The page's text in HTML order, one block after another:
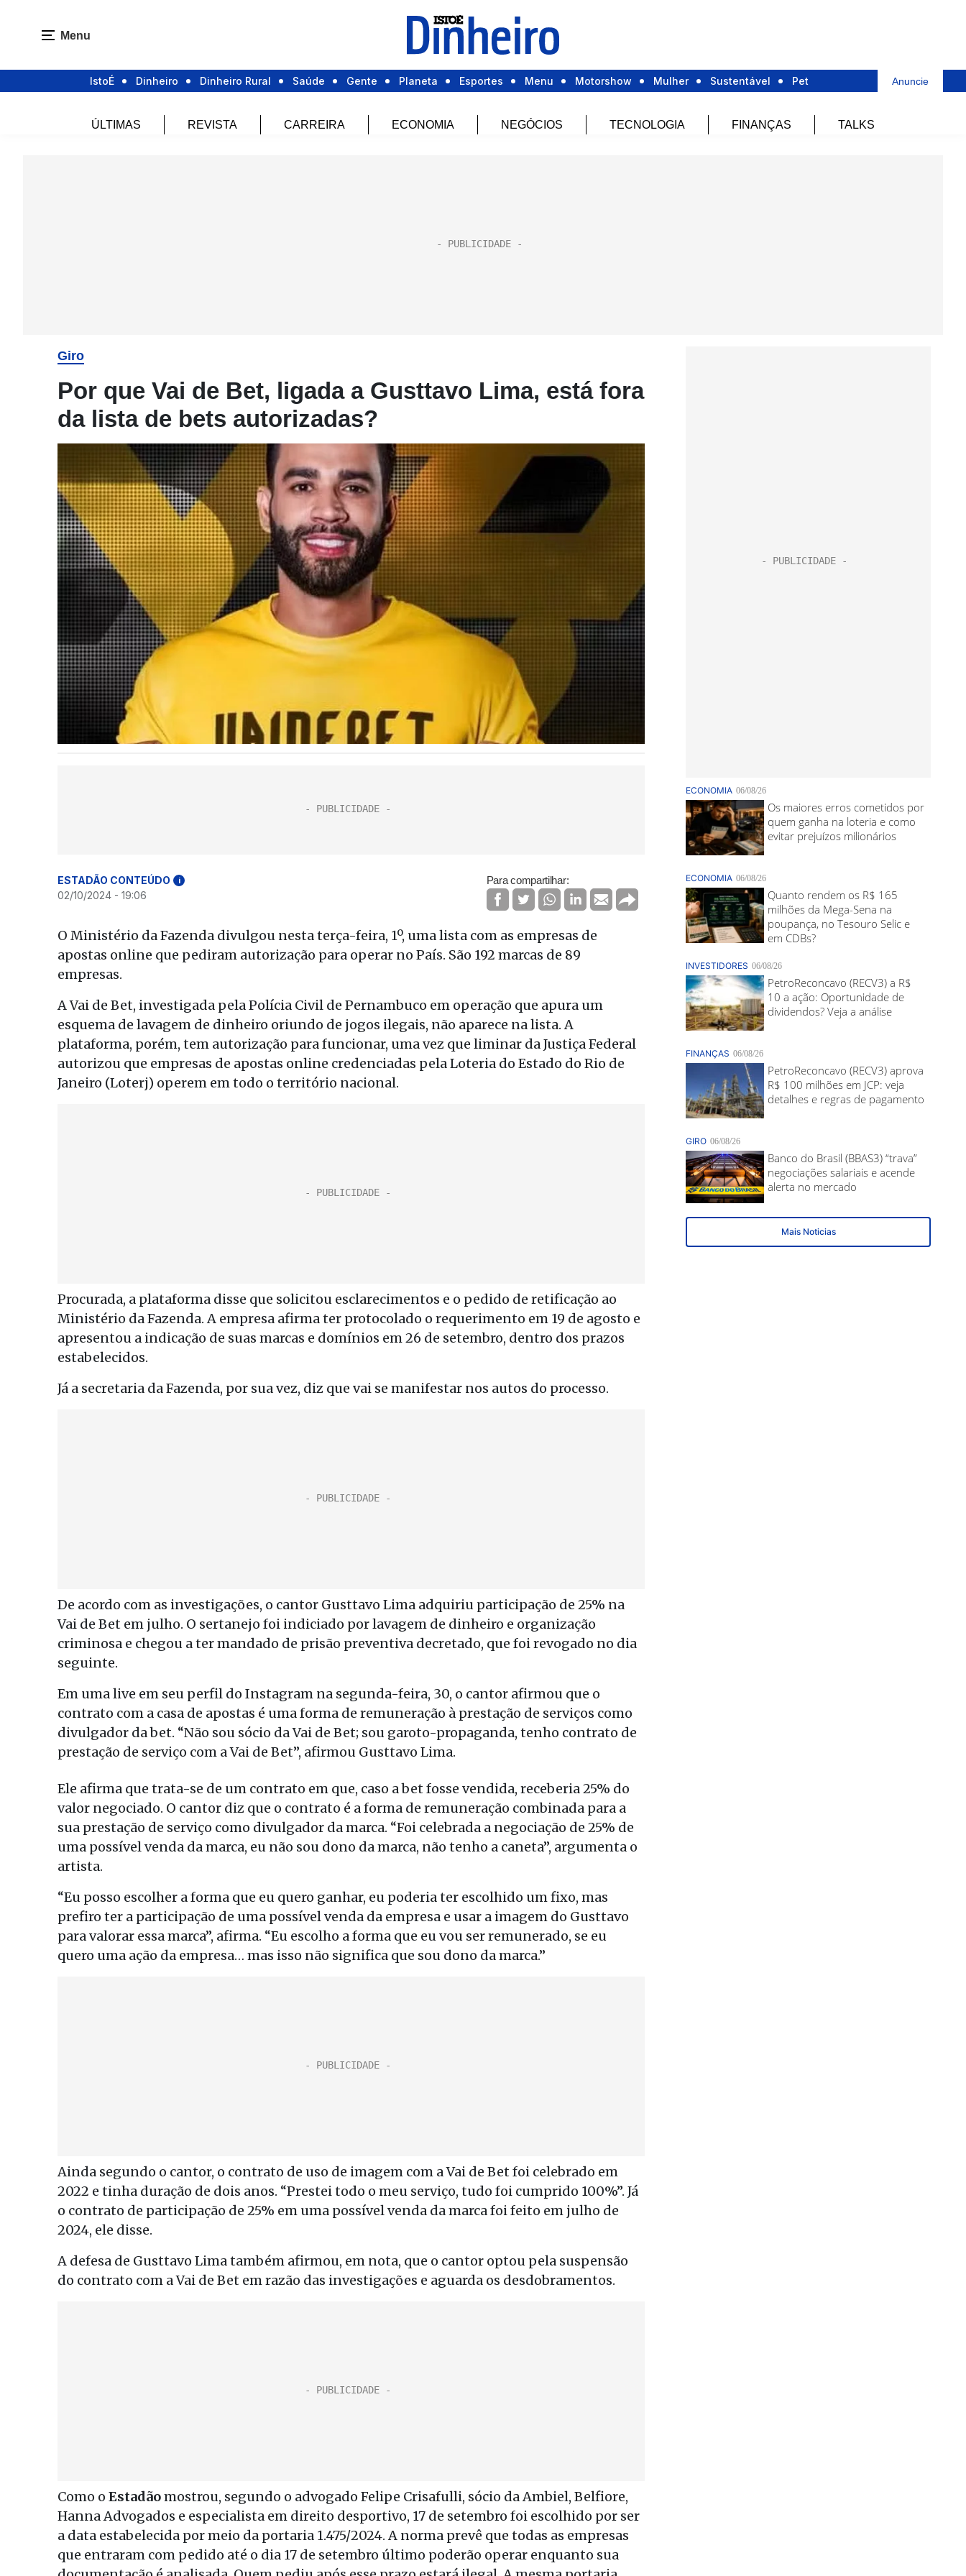
Menu
IstoÉ Dinheiro Dinheiro Rural Saúde Gente Planeta Esportes Menu Motorshow Mulher Sustentável Pet Anuncie
ÚLTIMAS REVISTA CARREIRA ECONOMIA NEGÓCIOS TECNOLOGIA FINANÇAS TALKS
Giro
Por que Vai de Bet, ligada a Gusttavo Lima, está fora
da lista de bets autorizadas?
ESTADÃO CONTEÚDO i
02/10/2024 - 19:06
Para compartilhar:
O Ministério da Fazenda divulgou nesta terça-feira, 1º, uma lista com as empresas de
apostas online que pediram autorização para operar no País. São 192 marcas de 89
empresas.
A Vai de Bet, investigada pela Polícia Civil de Pernambuco em operação que apura um
esquema de lavagem de dinheiro oriundo de jogos ilegais, não aparece na lista. A
plataforma, porém, tem autorização para funcionar, uma vez que liminar da Justiça Federal
autorizou que empresas de apostas online credenciadas pela Loteria do Estado do Rio de
Janeiro (Loterj) operem em todo o território nacional.
Procurada, a plataforma disse que solicitou esclarecimentos e o pedido de retificação ao
Ministério da Fazenda. A empresa afirma ter protocolado o requerimento em 19 de agosto e
apresentou a indicação de suas marcas e domínios em 26 de setembro, dentro dos prazos
estabelecidos.
Já a secretaria da Fazenda, por sua vez, diz que vai se manifestar nos autos do processo.
De acordo com as investigações, o cantor Gusttavo Lima adquiriu participação de 25% na
Vai de Bet em julho. O sertanejo foi indiciado por lavagem de dinheiro e organização
criminosa e chegou a ter mandado de prisão preventiva decretado, que foi revogado no dia
seguinte.
Em uma live em seu perfil do Instagram na segunda-feira, 30, o cantor afirmou que o
contrato com a casa de apostas é uma forma de remuneração à prestação de serviços como
divulgador da bet. “Não sou sócio da Vai de Bet; sou garoto-propaganda, tenho contrato de
prestação de serviço com a Vai de Bet”, afirmou Gusttavo Lima.
Ele afirma que trata-se de um contrato em que, caso a bet fosse vendida, receberia 25% do
valor negociado. O cantor diz que o contrato é a forma de remuneração combinada para a
sua prestação de serviço como divulgador da marca. “Foi celebrada a negociação de 25% de
uma possível venda da marca, eu não sou dono da marca, não tenho a caneta”, argumenta o
artista.
“Eu posso escolher a forma que eu quero ganhar, eu poderia ter escolhido um fixo, mas
prefiro ter a participação de uma possível venda da empresa e usar a imagem do Gusttavo
para valorar essa marca”, afirma. “Eu escolho a forma que eu vou ser remunerado, se eu
quero uma ação da empresa… mas isso não significa que sou dono da marca.”
Ainda segundo o cantor, o contrato de uso de imagem com a Vai de Bet foi celebrado em
2022 e tinha duração de dois anos. “Prestei todo o meu serviço, tudo foi cumprido 100%”. Já
o contrato de participação de 25% em uma possível venda da marca foi feito em julho de
2024, ele disse.
A defesa de Gusttavo Lima também afirmou, em nota, que o cantor optou pela suspensão
do contrato com a Vai de Bet em razão das investigações e aguarda os desdobramentos.
Como o Estadãomostrou, segundo o advogado Felipe Crisafulli, sócio da Ambiel, Belfiore,
Hanna Advogados e especialista em direito desportivo, 17 de setembro foi escolhido por ser
a data estabelecida por meio da portaria 1.475/2024. A norma prevê que todas as empresas
que entraram com pedido até o dia 17 de setembro último poderão operar enquanto sua